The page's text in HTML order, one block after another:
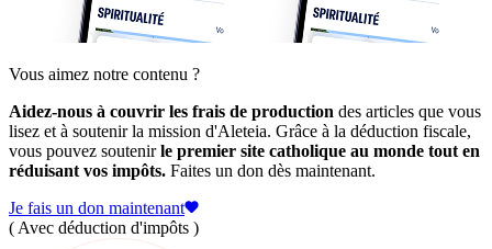
Vous aimez notre contenu ?
Aidez-nous à couvrir les frais de production des articles que vous
lisez et à soutenir la mission d'Aleteia. Grâce à la déduction fiscale,
vous pouvez soutenirle premier site catholique au monde tout en
réduisant vos impôts. Faites un don dès maintenant.
Je fais un don maintenant
( Avec déduction d'impôts )